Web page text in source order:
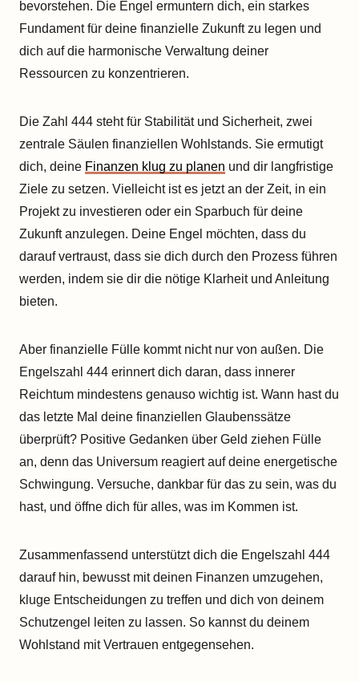
bevorstehen. Die Engel ermuntern dich, ein starkes
Fundament für deine finanzielle Zukunft zu legen und
dich auf die harmonische Verwaltung deiner
Ressourcen zu konzentrieren.
Die Zahl 444 steht für Stabilität und Sicherheit, zwei
zentrale Säulen finanziellen Wohlstands. Sie ermutigt
dich, deine Finanzen klug zu planen und dir langfristige
Ziele zu setzen. Vielleicht ist es jetzt an der Zeit, in ein
Projekt zu investieren oder ein Sparbuch für deine
Zukunft anzulegen. Deine Engel möchten, dass du
darauf vertraust, dass sie dich durch den Prozess führen
werden, indem sie dir die nötige Klarheit und Anleitung
bieten.
Aber finanzielle Fülle kommt nicht nur von außen. Die
Engelszahl 444 erinnert dich daran, dass innerer
Reichtum mindestens genauso wichtig ist. Wann hast du
das letzte Mal deine finanziellen Glaubenssätze
überprüft? Positive Gedanken über Geld ziehen Fülle
an, denn das Universum reagiert auf deine energetische
Schwingung. Versuche, dankbar für das zu sein, was du
hast, und öffne dich für alles, was im Kommen ist.
Zusammenfassend unterstützt dich die Engelszahl 444
darauf hin, bewusst mit deinen Finanzen umzugehen,
kluge Entscheidungen zu treffen und dich von deinem
Schutzengel leiten zu lassen. So kannst du deinem
Wohlstand mit Vertrauen entgegensehen.